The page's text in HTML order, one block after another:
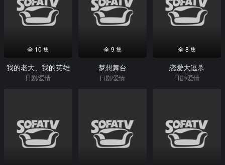
全 10 集
我的老大、我的英雄
日剧/爱情
全 9 集
梦想舞台
日剧/爱情
全 8 集
恋爱大逃杀
日剧/爱情